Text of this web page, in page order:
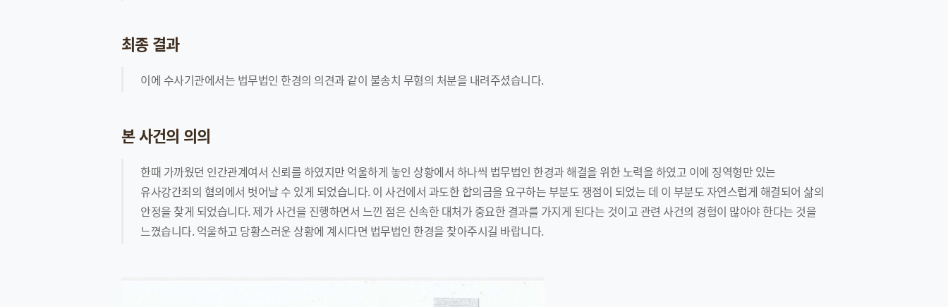
최종 결과
이에 수사기관에서는 법무법인 한경의 의견과 같이 불송치 무혐의 처분을 내려주셨습니다.
본 사건의 의의
한때 가까웠던 인간관계여서 신뢰를 하였지만 억울하게 놓인 상황에서 하나씩 법무법인 한경과 해결을 위한 노력을 하였고 이에 징역형만 있는
유사강간죄의 혐의에서 벗어날 수 있게 되었습니다. 이 사건에서 과도한 합의금을 요구하는 부분도 쟁점이 되었는 데 이 부분도 자연스럽게 해결되어 삶의
안정을 찾게 되었습니다. 제가 사건을 진행하면서 느낀 점은 신속한 대처가 중요한 결과를 가지게 된다는 것이고 관련 사건의 경험이 많아야 한다는 것을
느꼈습니다. 억울하고 당황스러운 상황에 계시다면 법무법인 한경을 찾아주시길 바랍니다.